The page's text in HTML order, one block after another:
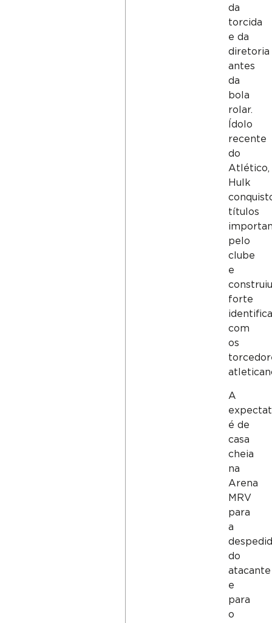
da
torcida
e da
diretoria
antes
da
bola
rolar.
Ídolo
recente
do
Atlético,
Hulk
títulos
pelo
clube
e
forte
com
os
A
é de
casa
cheia
na
Arena
MRV
para
a
do
atacante
e
para
o